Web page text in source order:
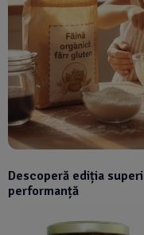
Descoperă ediția
performanță